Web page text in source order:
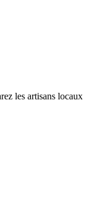
les artisans locaux